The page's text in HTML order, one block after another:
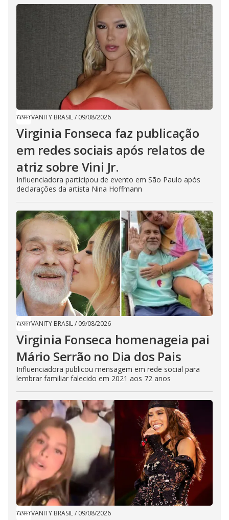
VANITY BRASIL/ 09/08/2026
Virginia Fonseca faz publicação
em redes sociais após relatos de
atriz sobre Vini Jr.
Influenciadora participou de evento em São Paulo após
declarações da artista Nina Hoffmann
VANITY BRASIL/ 09/08/2026
Virginia Fonseca homenageia pai
Mário Serrão no Dia dos Pais
Influenciadora publicou mensagem em rede social para
lembrar familiar falecido em 2021 aos 72 anos
VANITY BRASIL/ 09/08/2026